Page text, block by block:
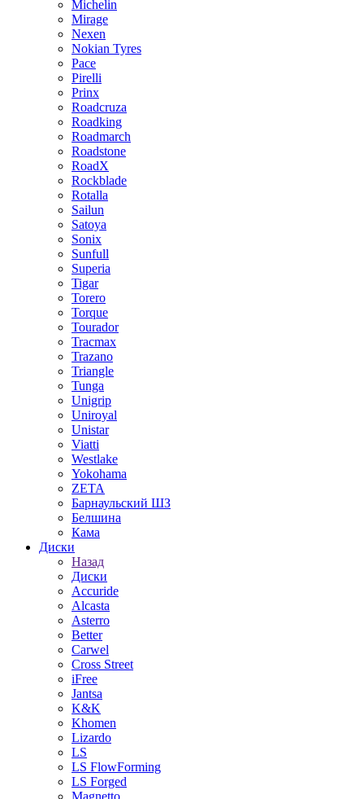
Michelin
Mirage
Nexen
Nokian Tyres
Pace
Pirelli
Prinx
Roadcruza
Roadking
Roadmarch
Roadstone
RoadX
Rockblade
Rotalla
Sailun
Satoya
Sonix
Sunfull
Superia
Tigar
Torero
Torque
Tourador
Tracmax
Trazano
Triangle
Tunga
Unigrip
Uniroyal
Unistar
Viatti
Westlake
Yokohama
ZETA
Барнаульский ШЗ
Белшина
Кама
Диски
Назад
Диски
Accuride
Alcasta
Asterro
Better
Carwel
Cross Street
iFree
Jantsa
K&K
Khomen
Lizardo
LS
LS FlowForming
LS Forged
Magnetto